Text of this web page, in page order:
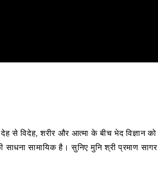
से विदेह, शरीर और आत्मा के बीच भेद विज्ञान को
सामायिक है। सुनिए मुनि श्री प्रमाण सागर